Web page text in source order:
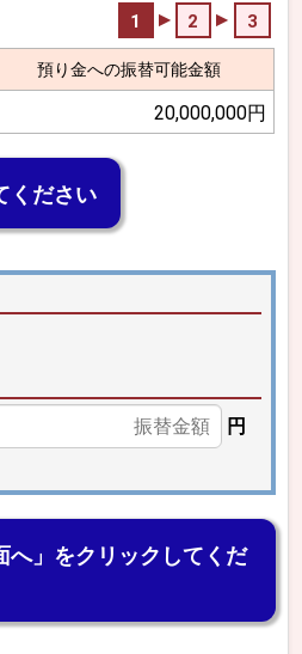
1 2 3
預り金への振替可能金額
20,000,000円
ください
円
へ」をクリックしてくだ